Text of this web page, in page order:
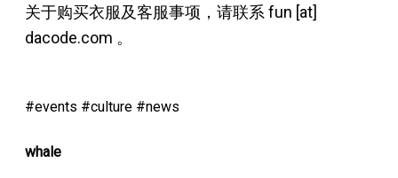
关于购买衣服及客服事项，请联系 fun [at]
dacode.com 。
events culture news
whale